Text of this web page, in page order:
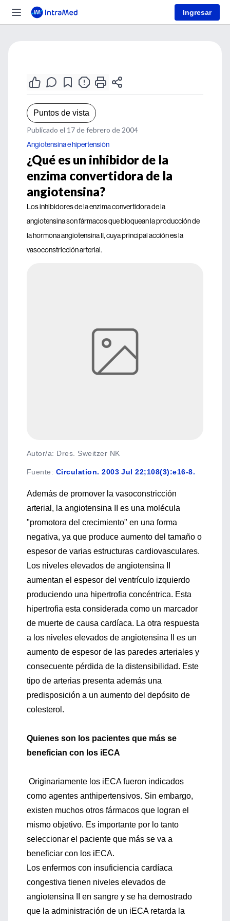
Ingresar
Puntos de vista
Publicado el 17 de febrero de 2004
Angiotensina e hipertensión
¿Qué es un inhibidor de la
enzima convertidora de la
angiotensina?
Los inhibidores de la enzima convertidora de la
angiotensina son fármacos que bloquean la producción de
la hormona angiotensina II, cuya principal acción es la
vasoconstricción arterial.
Autor/a: Dres. Sweitzer NK
Fuente: Circulation. 2003 Jul 22;108(3):e16-8.
Además de promover la vasoconstricción
arterial, la angiotensina II es una molécula
"promotora del crecimiento" en una forma
negativa, ya que produce aumento del tamaño o
espesor de varias estructuras cardiovasculares.
Los niveles elevados de angiotensina II
aumentan el espesor del ventrículo izquierdo
produciendo una hipertrofia concéntrica. Esta
hipertrofia esta considerada como un marcador
de muerte de causa cardíaca. La otra respuesta
a los niveles elevados de angiotensina II es un
aumento de espesor de las paredes arteriales y
consecuente pérdida de la distensibilidad. Este
tipo de arterias presenta además una
predisposición a un aumento del depósito de
colesterol.
Quienes son los pacientes que más se
benefician con los iECA
Originariamente los iECA fueron indicados
como agentes anthipertensivos. Sin embargo,
existen muchos otros fármacos que logran el
mismo objetivo. Es importante por lo tanto
seleccionar el paciente que más se va a
beneficiar con los iECA.
Los enfermos con insuficiencia cardíaca
congestiva tienen niveles elevados de
angiotensina II en sangre y se ha demostrado
que la administración de un iECA retarda la